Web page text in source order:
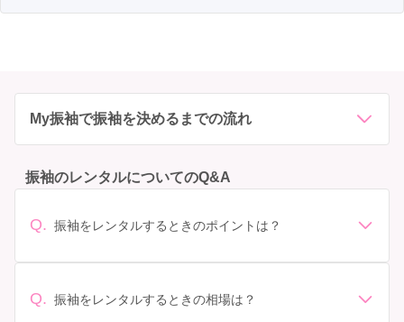
My振袖で振袖を決めるまでの流れ
振袖のレンタルについてのQ&A
Q. 振袖をレンタルするときのポイントは？
があります。 サイズ選び: 自分の体型に合ったサイズを
Q. 振袖をレンタルするときの相場は？